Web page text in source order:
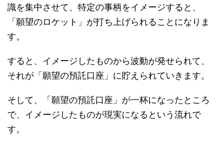
識を集中させて、特定の事柄をイメージすると、
「願望のロケット」が打ち上げられることになりま
す。
すると、イメージしたものから波動が発せられて、
それが「願望の預託口座」に貯えられていきます。
そして、「願望の預託口座」が一杯になったところ
で、イメージしたものが現実になるという流れで
す。